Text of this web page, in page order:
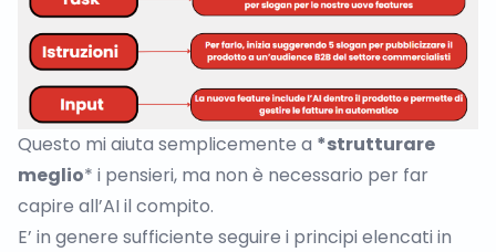
Questo mi aiuta semplicemente a *strutturare
meglio* i pensieri, ma non è necessario per far
capire all’AI il compito.
E’ in genere sufficiente seguire i principi elencati in